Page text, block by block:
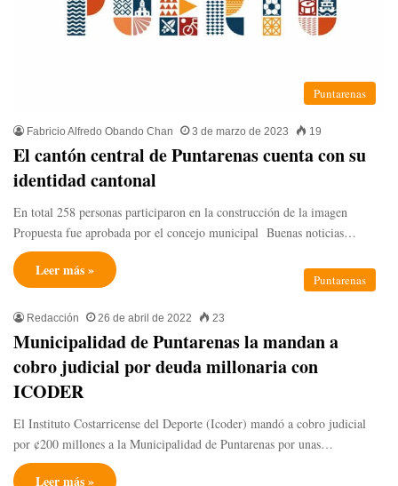
Puntarenas
Fabricio Alfredo Obando Chan 3 de marzo de 2023 19
El cantón central de Puntarenas cuenta con su
identidad cantonal
En total 258 personas participaron en la construcción de la imagen
Propuesta fue aprobada por el concejo municipal Buenas noticias…
Leer más »
Puntarenas
Redacción 26 de abril de 2022 23
Municipalidad de Puntarenas la mandan a
cobro judicial por deuda millonaria con
ICODER
El Instituto Costarricense del Deporte (Icoder) mandó a cobro judicial
por ¢200 millones a la Municipalidad de Puntarenas por unas…
Leer más »